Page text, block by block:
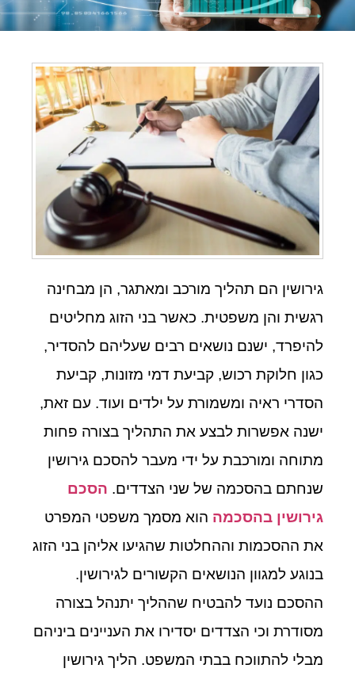
גירושין הם תהליך מורכב ומאתגר, הן מבחינה
רגשית והן משפטית. כאשר בני הזוג מחליטים
להיפרד, ישנם נושאים רבים שעליהם להסדיר,
כגון חלוקת רכוש, קביעת דמי מזונות, קביעת
הסדרי ראיה ומשמורת על ילדים ועוד. עם זאת,
ישנה אפשרות לבצע את התהליך בצורה פחות
מתוחה ומורכבת על ידי מעבר להסכם גירושין
שנחתם בהסכמה של שני הצדדים. הסכם
גירושין בהסכמה הוא מסמך משפטי המפרט
את ההסכמות וההחלטות שהגיעו אליהן בני הזוג
בנוגע למגוון הנושאים הקשורים לגירושין.
ההסכם נועד להבטיח שההליך יתנהל בצורה
מסודרת וכי הצדדים יסדירו את העניינים ביניהם
מבלי להתווכח בבתי המשפט. הליך גירושין